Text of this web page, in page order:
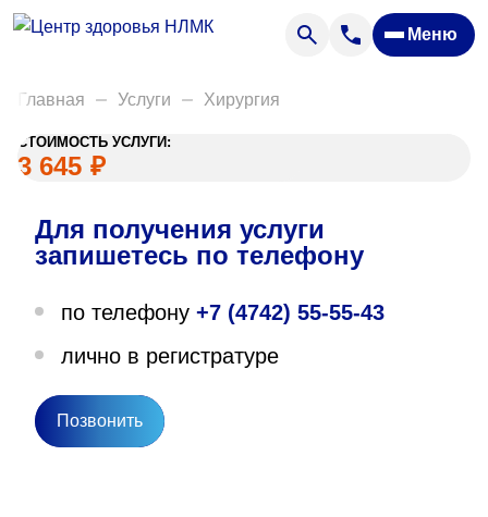
Меню
Анализы
Акции
Пациентам
Вакансии
О нас
Направления деятельности
Главная Услуги Хирургия
СТОИМОСТЬ УСЛУГИ:
3 645 ₽
Для получения услуги
запишетесь по телефону
по телефону +7 (4742) 55-55-43
лично в регистратуре
Позвонить